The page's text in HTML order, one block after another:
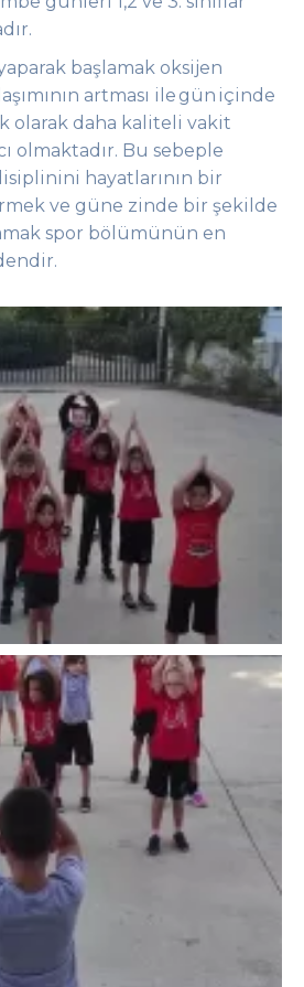
başlamak oksijen
artması ile gün içinde
olarak daha kaliteli vakit
olmaktadır. Bu sebeple
hayatlarının bir
ve güne zinde bir şekilde
spor bölümünün en